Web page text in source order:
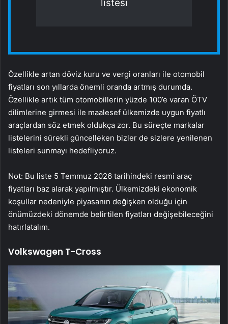
listesi
Özellikle artan döviz kuru ve vergi oranları ile otomobil
fiyatları son yıllarda önemli oranda artmış durumda.
Özellikle artık tüm otomobillerin yüzde 100’e varan ÖTV
dilimlerine girmesi ile maalesef ülkemizde uygun fiyatlı
araçlardan söz etmek oldukça zor. Bu süreçte markalar
listelerini sürekli güncelleken bizler de sizlere yenilenen
listeleri sunmayı hedefliyoruz.
Not: Bu liste 5 Temmuz 2026 tarihindeki resmi araç
fiyatları baz alarak yapılmıştır. Ülkemizdeki ekonomik
koşullar nedeniyle piyasanın değişken olduğu için
önümüzdeki dönemde belirtilen fiyatları değişebileceğini
hatırlatalım.
Volkswagen T-Cross